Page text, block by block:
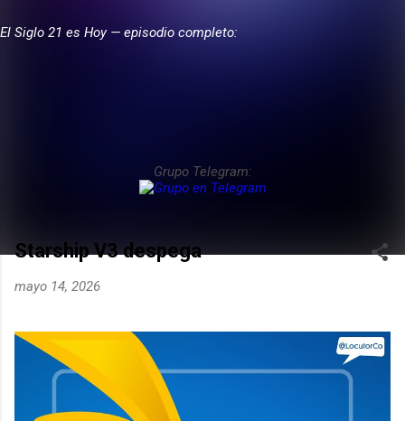
El Siglo 21 es Hoy — episodio completo:
Grupo Telegram:
Starship V3 despega
mayo 14, 2026